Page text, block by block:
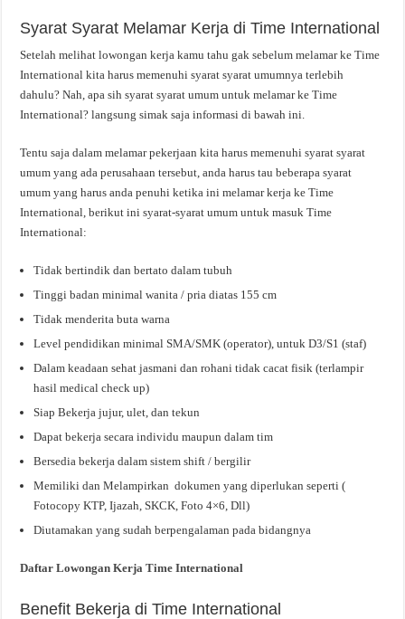
Syarat Syarat Melamar Kerja di Time International
Setelah melihat lowongan kerja kamu tahu gak sebelum melamar ke Time
International kita harus memenuhi syarat syarat umumnya terlebih
dahulu? Nah, apa sih syarat syarat umum untuk melamar ke Time
International? langsung simak saja informasi di bawah ini.
Tentu saja dalam melamar pekerjaan kita harus memenuhi syarat syarat
umum yang ada perusahaan tersebut, anda harus tau beberapa syarat
umum yang harus anda penuhi ketika ini melamar kerja ke Time
International, berikut ini syarat-syarat umum untuk masuk Time
International:
Tidak bertindik dan bertato dalam tubuh
Tinggi badan minimal wanita / pria diatas 155 cm
Tidak menderita buta warna
Level pendidikan minimal SMA/SMK (operator), untuk D3/S1 (staf)
Dalam keadaan sehat jasmani dan rohani tidak cacat fisik (terlampir
hasil medical check up)
Siap Bekerja jujur, ulet, dan tekun
Dapat bekerja secara individu maupun dalam tim
Bersedia bekerja dalam sistem shift / bergilir
Memiliki dan Melampirkan dokumen yang diperlukan seperti (
Fotocopy KTP, Ijazah, SKCK, Foto 4×6, Dll)
Diutamakan yang sudah berpengalaman pada bidangnya
Daftar Lowongan Kerja Time International
Benefit Bekerja di Time International